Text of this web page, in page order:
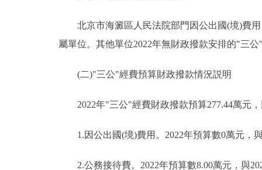
北京市海澱區人民法院部門因公出國(境)費用
屬單位。其他單位2022年無財政撥款安排的"三
(二)"三公"經費預算財政撥款情況説明
2022年"三公"經費財政撥款預算277.44萬元，
1.因公出國(境)費用。2022年預算數0萬元，與
2.公務接待費。2022年預算數8.00萬元，與